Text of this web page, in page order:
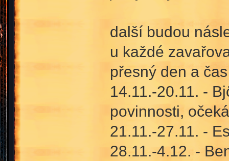
další budou
u každé
přesný den a
14.11.-20.11. -
povinnosti,
21.11.-27.11. -
28.11.-4.12. -